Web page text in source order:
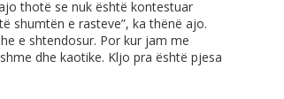
thotë se nuk është kontestuar
shumtën e rasteve”, ka thënë ajo.
e shtendosur. Por kur jam me
dhe kaotike. Kljo pra është pjesa